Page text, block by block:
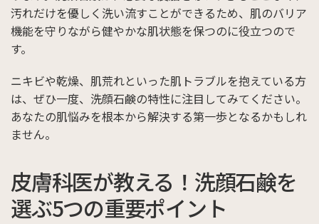
汚れだけを優しく洗い流すことができるため、肌のバリア
機能を守りながら健やかな肌状態を保つのに役立つので
す。
ニキビや乾燥、肌荒れといった肌トラブルを抱えている方
は、ぜひ一度、洗顔石鹸の特性に注目してみてください。
あなたの肌悩みを根本から解決する第一歩となるかもしれ
ません。
皮膚科医が教える！洗顔石鹸を
選ぶ5つの重要ポイント